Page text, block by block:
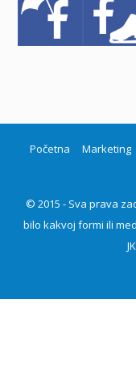
Početna Marketing
© 2015 - Sva prava
bilo kakvoj formi ili